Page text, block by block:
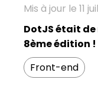
Mis à jour le 11
DotJS était
8ème édition !
Front-end